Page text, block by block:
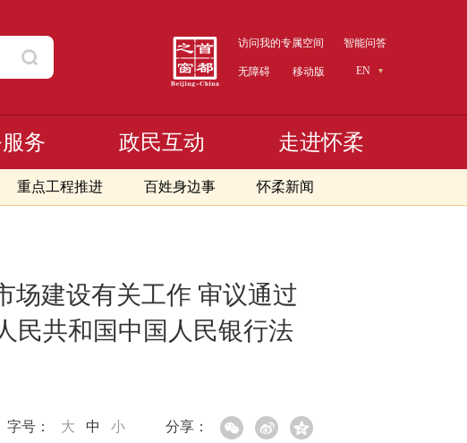
访问我的专属空间 智能问答
无障碍 移动版 EN
重点工程推进 百姓身边事 怀柔新闻
务 政民互动 走进怀柔
场建设有关工作 审议通过
民共和国中国人民银行法
分享：
字号： 大 中 小